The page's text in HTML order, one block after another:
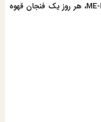
با خرید قهوه ساز مباشی ME-ECM2033، هر روز یک فنجان قهوه